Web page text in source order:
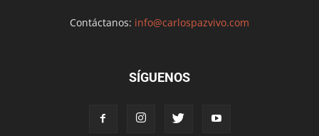
Contáctanos: info@carlospazvivo.com
SÍGUENOS